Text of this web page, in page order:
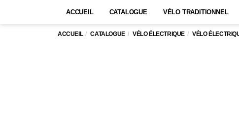
ACCUEIL CATALOGUE VÉLO TRADITIONNEL
ACCUEIL CATALOGUE VÉLO ÉLECTRIQUE VÉLO